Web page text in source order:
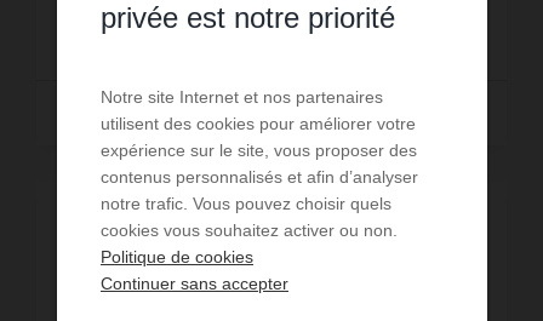
DÈS360 € / PAR SEMAINE
Lire la suite
privée est notre priorité
Notre site Internet et nos partenaires
utilisent des cookies pour améliorer votre
expérience sur le site, vous proposer des
contenus personnalisés et afin d’analyser
notre trafic. Vous pouvez choisir quels
cookies vous souhaitez activer ou non.
Politique de cookies
Continuer sans accepter